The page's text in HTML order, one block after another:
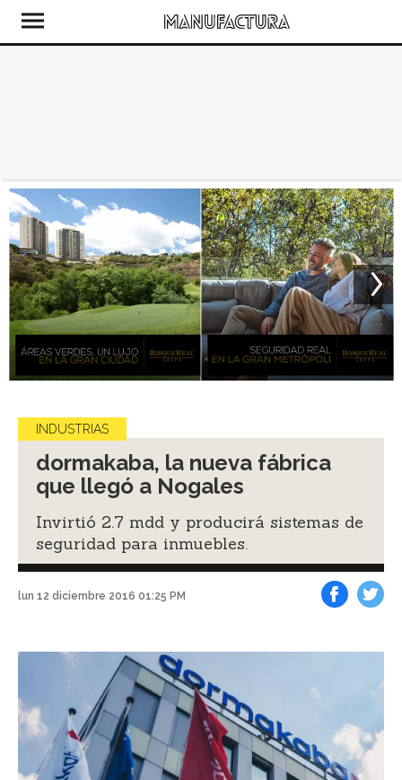
INDUSTRIAS
dormakaba, la nueva fábrica
que llegó a Nogales
Invirtió 2.7 mdd y producirá sistemas de
seguridad para inmuebles.
lun 12 diciembre 2016 01:25 PM